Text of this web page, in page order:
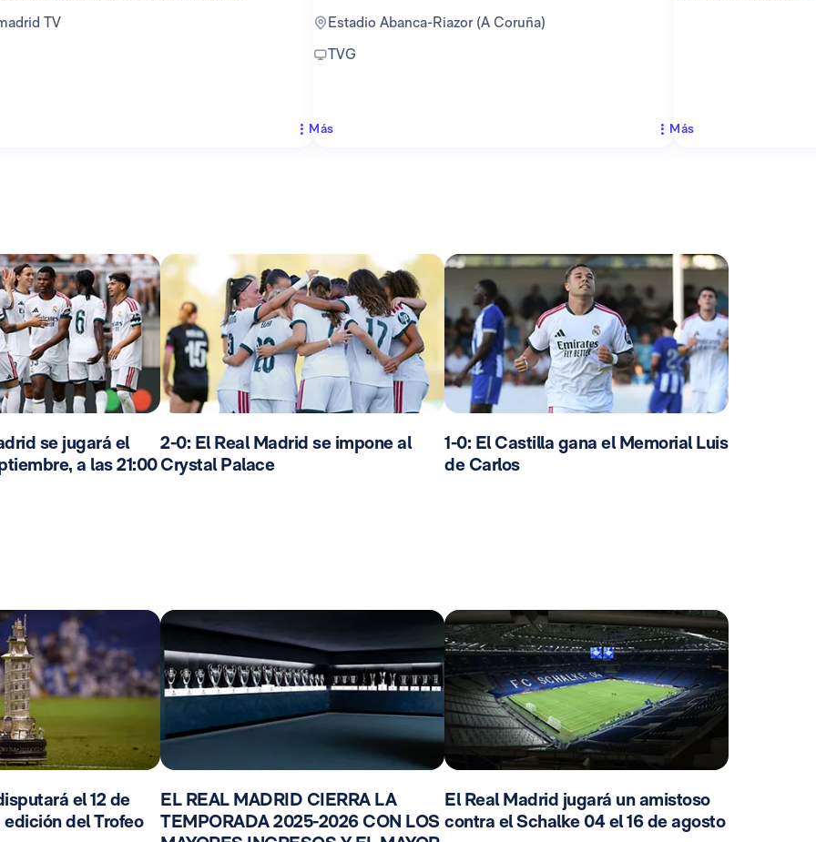
TV
Estadio Abanca-Riazor (A Coruña)
TVG
Más Más
se jugará el
a las 21:00
2-0: El Real Madrid se impone al
Crystal Palace
1-0: El Castilla gana el Memorial Luis
de Carlos
el 12 de
del Trofeo
EL REAL MADRID CIERRA LA
TEMPORADA 2025-2026 CON LOS
El Real Madrid jugará un amistoso
contra el Schalke 04 el 16 de agosto